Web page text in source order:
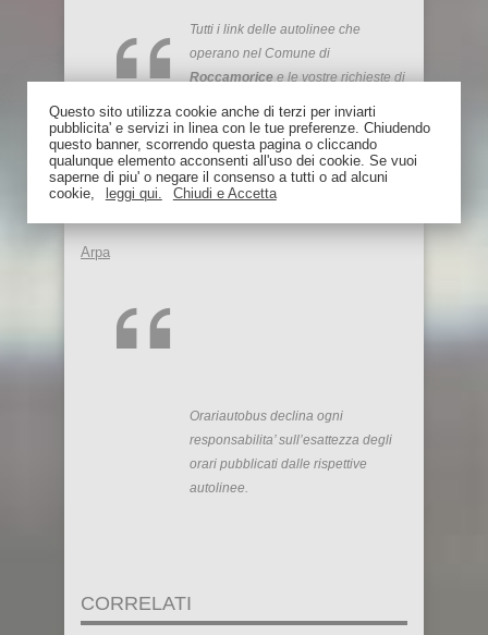
Tutti i link delle autolinee che
operano nel Comune di
Roccamorice e le vostre richieste di
Risparmia fino al 75% rispetto al
treno: trova un passaggio in auto su
BlaBlaCar!
Arpa
Orariautobus declina ogni
responsabilita’ sull’esattezza degli
orari pubblicati dalle rispettive
autolinee.
CORRELATI
Questo sito utilizza cookie anche di terzi per inviarti
pubblicita' e servizi in linea con le tue preferenze. Chiudendo
questo banner, scorrendo questa pagina o cliccando
qualunque elemento acconsenti all'uso dei cookie. Se vuoi
saperne di piu' o negare il consenso a tutti o ad alcuni
cookie,
leggi qui. Chiudi e Accetta